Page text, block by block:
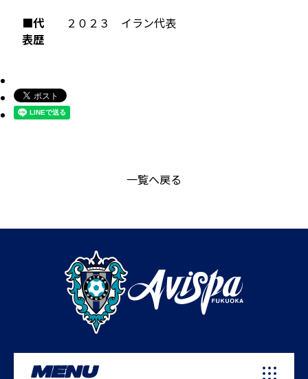
■代
表歴
２０２３ イラン代表
一覧へ戻る
MENU